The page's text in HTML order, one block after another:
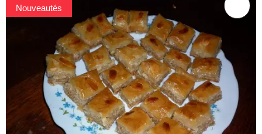
Nouveautés